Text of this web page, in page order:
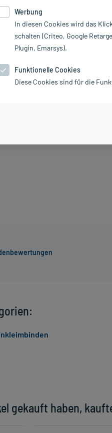
gekauft haben,
Werbung
In diesen Cookies wird das
schalten (Criteo, Google
Plugin, Emarsys).
Funktionelle Cookies
Diese Cookies sind für die